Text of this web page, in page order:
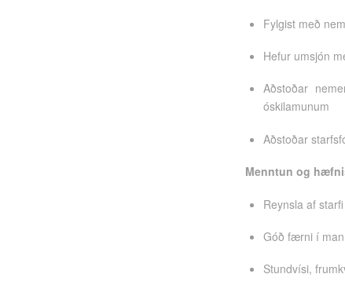
Fylgist með
Hefur umsjón
Aðstoðar
óskilamunum
Aðstoðar
Menntun og
Reynsla af
Góð færni í
Stundvísi,